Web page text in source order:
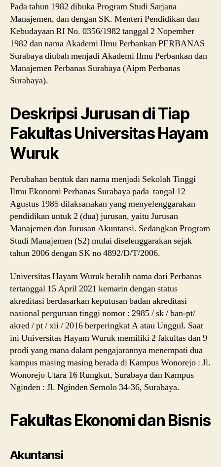
Pada tahun 1982 dibuka Program Studi Sarjana
Manajemen, dan dengan SK. Menteri Pendidikan dan
Kebudayaan RI No. 0356/1982 tanggal 2 Nopember
1982 dan nama Akademi Ilmu Perbankan PERBANAS
Surabaya diubah menjadi Akademi Ilmu Perbankan dan
Manajemen Perbanas Surabaya (Aipm Perbanas
Surabaya).
Deskripsi Jurusan di Tiap
Fakultas Universitas Hayam
Wuruk
Perubahan bentuk dan nama menjadi Sekolah Tinggi
Ilmu Ekonomi Perbanas Surabaya pada tangal 12
Agustus 1985 dilaksanakan yang menyelenggarakan
pendidikan untuk 2 (dua) jurusan, yaitu Jurusan
Manajemen dan Jurusan Akuntansi. Sedangkan Program
Studi Manajemen (S2) mulai diselenggarakan sejak
tahun 2006 dengan SK no 4892/D/T/2006.
Universitas Hayam Wuruk beralih nama dari Perbanas
tertanggal 15 April 2021 kemarin dengan status
akreditasi berdasarkan keputusan badan akreditasi
nasional perguruan tinggi nomor : 2985 / sk / ban-pt/
akred / pt / xii / 2016 berperingkat A atau Unggul. Saat
ini Universitas Hayam Wuruk memiliki 2 fakultas dan 9
prodi yang mana dalam pengajarannya menempati dua
kampus masing masing berada di Kampus Wonorejo : Jl.
Wonorejo Utara 16 Rungkut, Surabaya dan Kampus
Nginden : Jl. Nginden Semolo 34-36, Surabaya.
Fakultas Ekonomi dan Bisnis
Akuntansi